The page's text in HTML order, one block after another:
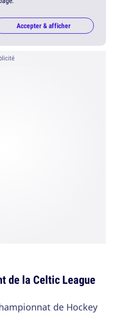
Accepter & afficher
de la Celtic League
de Hockey